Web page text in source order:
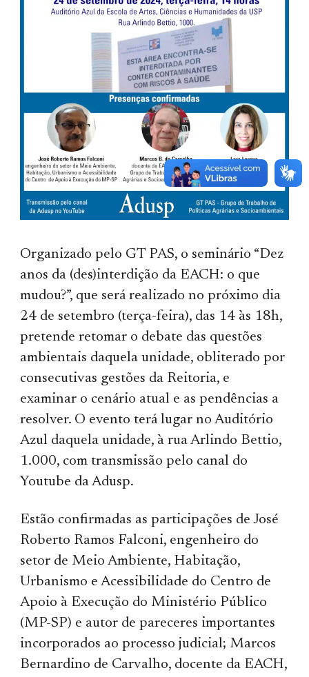
Organizado pelo GT PAS, o seminário “Dez
anos da (des)interdição da EACH: o que
mudou?”, que será realizado no próximo dia
24 de setembro (terça-feira), das 14 às 18h,
pretende retomar o debate das questões
ambientais daquela unidade, obliterado por
consecutivas gestões da Reitoria, e
examinar o cenário atual e as pendências a
resolver. O evento terá lugar no Auditório
Azul daquela unidade, à rua Arlindo Bettio,
1.000, com transmissão pelo canal do
Youtube da Adusp​​.
Estão confirmadas as participações de José
Roberto Ramos Falconi, engenheiro do
setor de Meio Ambiente, Habitação,
Urbanismo e Acessibilidade do Centro de
Apoio à Execução do Ministério Público
(MP-SP) e autor de pareceres importantes
incorporados ao processo judicial; Marcos
Bernardino de Carvalho, docente da EACH,